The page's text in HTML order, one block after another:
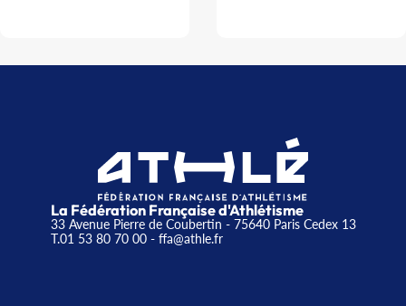
La Fédération Française d'Athlétisme
33 Avenue Pierre de Coubertin - 75640 Paris Cedex 13
T.01 53 80 70 00- ffa@athle.fr